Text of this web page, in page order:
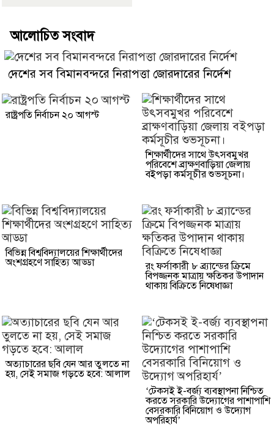
আলোচিত সংবাদ
দেশের সব বিমানবন্দরে নিরাপত্তা জোরদারের নির্দেশ
রাষ্ট্রপতি নির্বাচন ২০ আগস্ট
শিক্ষার্থীদের সাথে উৎসবমুখর
পরিবেশে ব্রাক্ষণবাড়িয়া জেলায়
বইপড়া কর্মসূচীর শুভসূচনা।
বিভিন্ন বিশ্ববিদ্যালয়ের শিক্ষার্থীদের
অংশগ্রহণে সাহিত্য আড্ডা
রং ফর্সাকারী ৮ ব্র্যান্ডের ক্রিমে
বিপজ্জনক মাত্রায় ক্ষতিকর উপাদান
থাকায় বিক্রিতে নিষেধাজ্ঞা
অত্যাচারের ছবি যেন আর তুলতে না
হয়, সেই সমাজ গড়তে হবে: আলাল
‘টেকসই ই-বর্জ্য ব্যবস্থাপনা নিশ্চিত
করতে সরকারি উদ্যোগের পাশাপাশি
বেসরকারি বিনিয়োগ ও উদ্যোগ
অপরিহার্য’